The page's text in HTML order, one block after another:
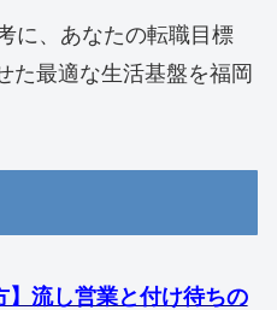
に、あなたの転職目標
た最適な生活基盤を福岡
】流し営業と付け待ちの